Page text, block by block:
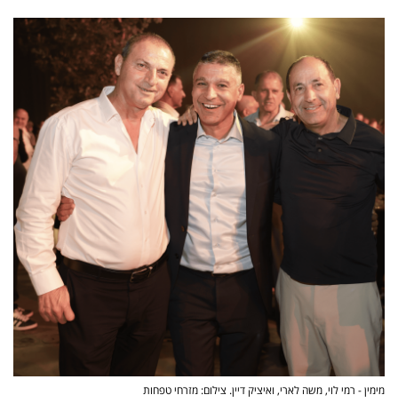
פרסמו
אחרינו:
מימין - רמי לוי, משה לארי, ואיציק דיין. צילום: מזרחי טפחות